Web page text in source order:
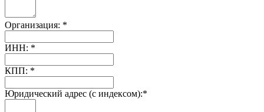
Организация: *
ИНН: *
КПП: *
Юридический адрес (с индексом):*